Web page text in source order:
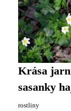
Krása
sasanky
rostliny